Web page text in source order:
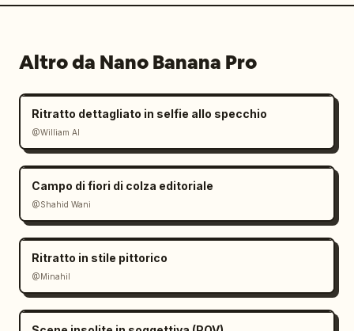
Altro da Nano Banana Pro
Ritratto dettagliato in selfie allo specchio
@William AI
Campo di fiori di colza editoriale
@Shahid Wani
Ritratto in stile pittorico
@Minahil